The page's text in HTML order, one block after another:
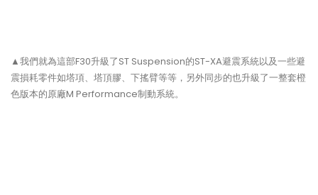
▲我們就為這部F30升級了ST Suspension的ST-XA避震系統以及一些避
震損耗零件如塔項、塔頂膠、下搖臂等等，另外同步的也升級了一整套橙
色版本的原廠M Performance制動系統。